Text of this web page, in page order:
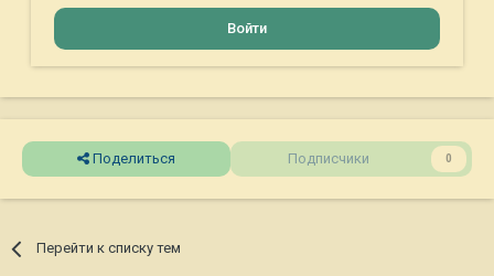
Войти
Поделиться Подписчики 0
Перейти к списку тем